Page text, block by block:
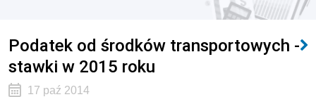
Podatek od środków transportowych -
stawki w 2015 roku
17 paź 2014